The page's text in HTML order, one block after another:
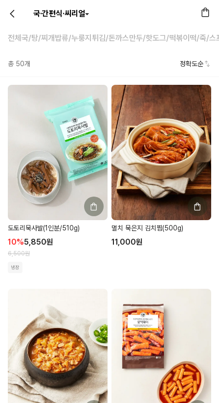
국·간편식·씨리얼
전체 국/탕/찌개 밥류/누룽지 튀김/돈까스만두/핫도그/떡볶이 떡/죽/스
총 50개 정확도순
도토리묵사발(1인분/510g)
10%5,850원
6,500원
냉장
멸치 묵은지 김치찜(500g)
11,000원